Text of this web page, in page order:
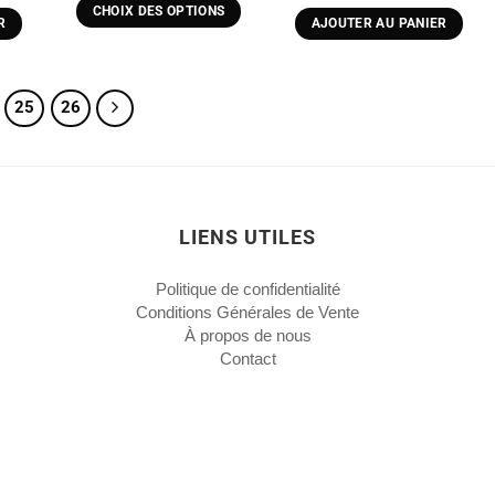
:
€.
13,99 €
à
CHOIX DES OPTIONS
être
sur
la
page
AJOUTER AU PANIER
25 26
LIENS UTILES
Politique de confidentialité
Conditions Générales de Vente
À propos de nous
Contact